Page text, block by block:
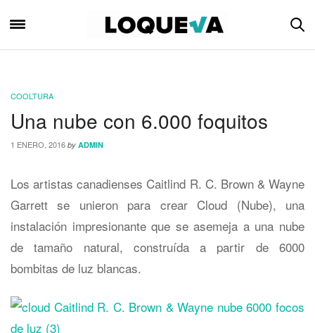
COOLTURA
Una nube con 6.000 foquitos
1 ENERO, 2016 by ADMIN
Los artistas canadienses Caitlind R. C. Brown & Wayne
Garrett se unieron para crear Cloud (Nube), una
instalación impresionante que se asemeja a una nube
de tamaño natural, construída a partir de 6000
bombitas de luz blancas.